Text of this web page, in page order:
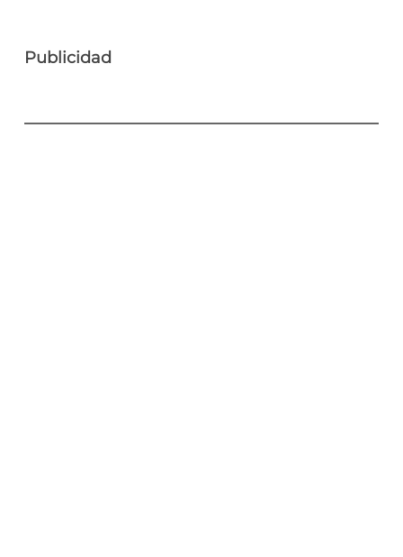
Publicidad